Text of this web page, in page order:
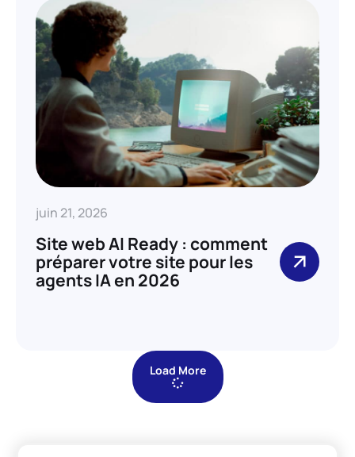
juin 21, 2026
Site web AI Ready : comment
préparer votre site pour les
agents IA en 2026
Load More